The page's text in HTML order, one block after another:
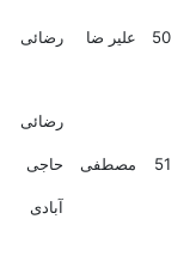
50 علیر ضا رضائی
51 مصطفی
رضائی
حاجی
آبادی